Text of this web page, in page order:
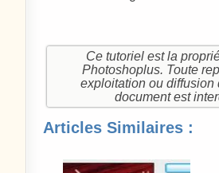
Ce tutoriel est la
Photoshoplus. Toute
exploitation ou diffusion
document est
Articles Similaires :